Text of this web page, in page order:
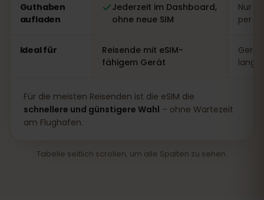
Guthaben
aufladen
Jederzeit im Dashboard,
ohne neue SIM
Nur
per
Ideal für
Reisende mit eSIM-
fähigem Gerät
Für die meisten Reisenden ist die eSIM die
schnellere und günstigere Wahl – ohne Wartezeit
am Flughafen.
Tabelle seitlich scrollen, um alle Spalten zu sehen.